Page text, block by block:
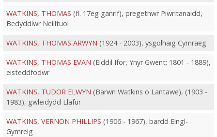
WATKINS, THOMAS (fl. 17eg ganrif), pregethwr Piwritanaidd,
Bedyddiwr Neilltuol
WATKINS, THOMAS ARWYN (1924 - 2003), ysgolhaig Cymraeg
WATKINS, THOMAS EVAN (Eiddil Ifor, Ynyr Gwent; 1801 - 1889),
eisteddfodwr
WATKINS, TUDOR ELWYN (Barwn Watkins o Lantawe), (1903 -
1983), gwleidydd Llafur
WATKINS, VERNON PHILLIPS (1906 - 1967), bardd Eingl-
Gymreig